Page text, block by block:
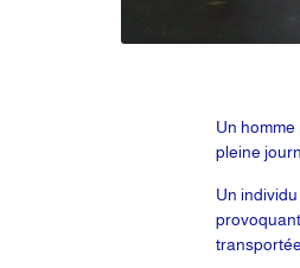
Un
pleine
Un